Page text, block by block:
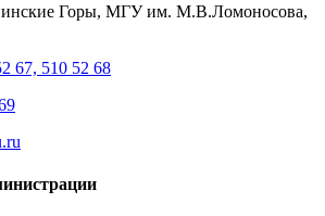
Горы, МГУ им. М.В.Ломоносова,
67, 510 52 68